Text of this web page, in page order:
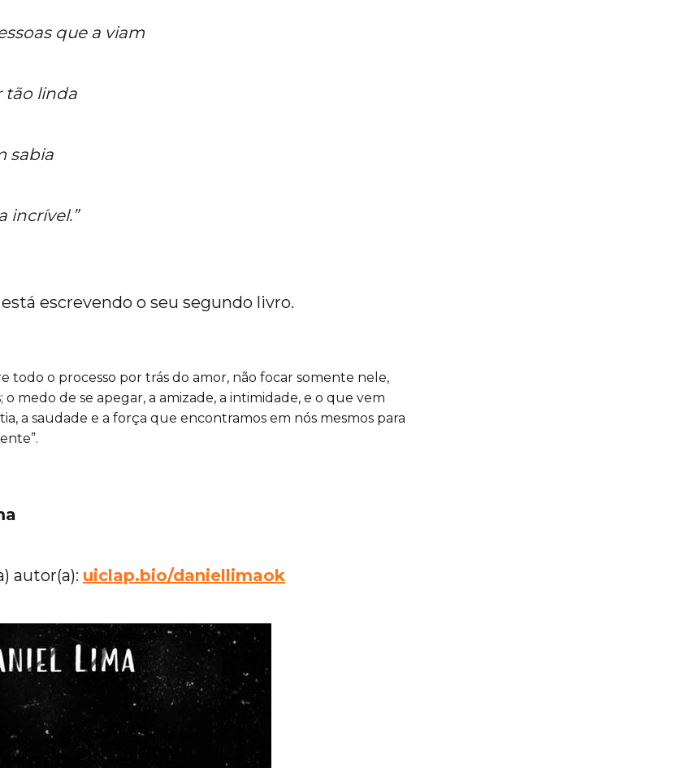
que a viam
tão linda
sabia
incrível.”
escrevendo o seu segundo livro.
todo o processo por trás do amor, não focar somente nele,
o medo de se apegar, a amizade, a intimidade, e o que vem
a saudade e a força que encontramos em nós mesmos para
autor(a): uiclap.bio/daniellimaok